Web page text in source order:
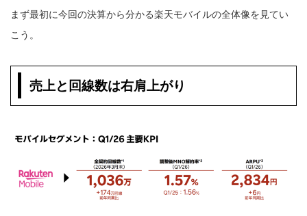
まず最初に今回の決算から分かる楽天モバイルの全体像を見てい
こう。
売上と回線数は右肩上がり